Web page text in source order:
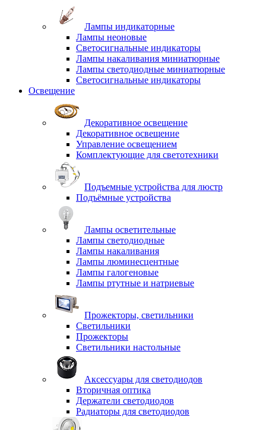
Лампы индикаторные
Лампы неоновые
Светосигнальные индикаторы
Лампы накаливания миниатюрные
Лампы светодиодные миниатюрные
Светосигнальные индикаторы
Освещение
Декоративное освещение
Декоративное освещение
Управление освещением
Комплектующие для светотехники
Подъемные устройства для люстр
Подъёмные устройства
Лампы осветительные
Лампы светодиодные
Лампы накаливания
Лампы люминесцентные
Лампы галогеновые
Лампы ртутные и натриевые
Прожекторы, светильники
Светильники
Прожекторы
Светильники настольные
Аксессуары для светодиодов
Вторичная оптика
Держатели светодиодов
Радиаторы для светодиодов